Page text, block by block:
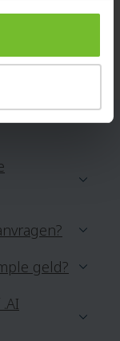
geld?